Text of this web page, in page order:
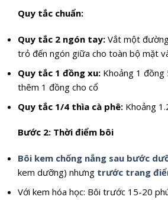
Quy tắc chuẩn:
Quy tắc 2 ngón tay: Vắt một
trỏ đến ngón giữa cho toàn bộ mặt
Quy tắc 1 đồng xu: Khoảng 1
thêm 1 đồng cho cổ
Quy tắc 1/4 thìa cà phê: Khoảng
Bước 2: Thời điểm bôi
Bôi kem chống nắng sau bước
kem dưỡng) nhưng trước trang
Với kem hóa học: Bôi trước 15-20